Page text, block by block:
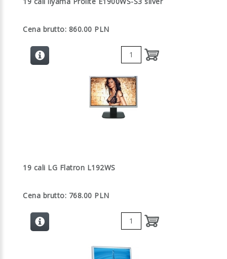
Cena brutto: 860.00 PLN
19 cali LG Flatron L192WS
Cena brutto: 768.00 PLN